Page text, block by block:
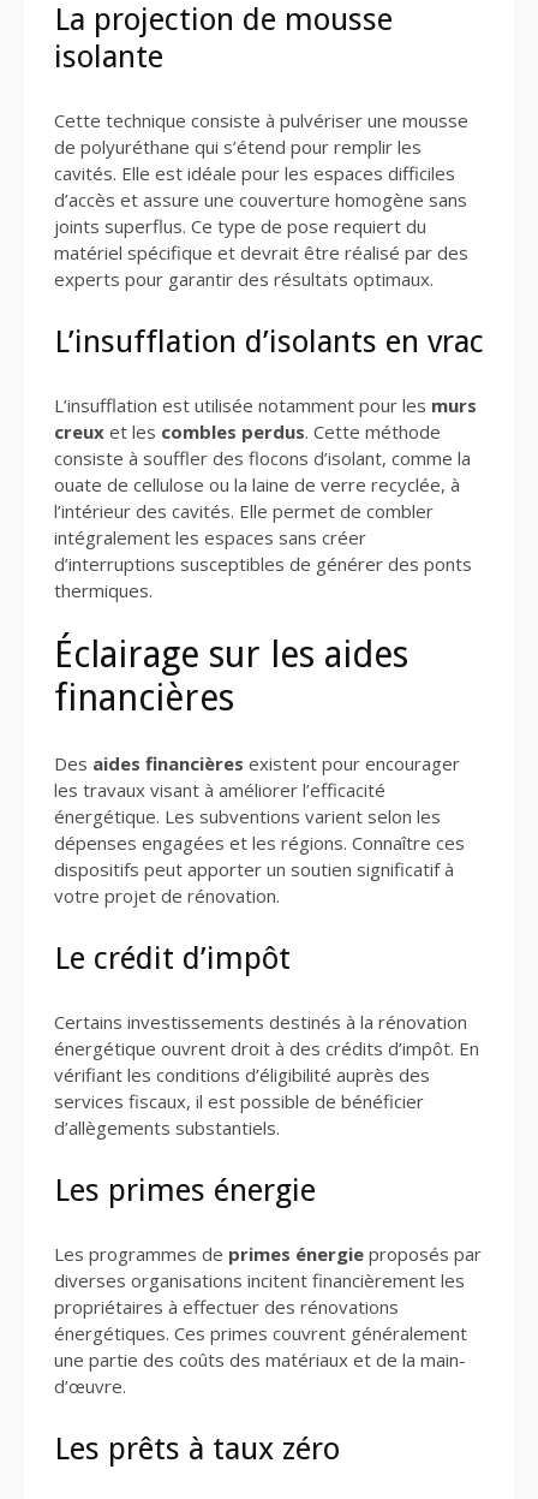
La projection de mousse
isolante
Cette technique consiste à pulvériser une mousse
de polyuréthane qui s’étend pour remplir les
cavités. Elle est idéale pour les espaces difficiles
d’accès et assure une couverture homogène sans
joints superflus. Ce type de pose requiert du
matériel spécifique et devrait être réalisé par des
experts pour garantir des résultats optimaux.
L’insufflation d’isolants en vrac
L’insufflation est utilisée notamment pour les murs
creux et les combles perdus. Cette méthode
consiste à souffler des flocons d’isolant, comme la
ouate de cellulose ou la laine de verre recyclée, à
l’intérieur des cavités. Elle permet de combler
intégralement les espaces sans créer
d’interruptions susceptibles de générer des ponts
thermiques.
Éclairage sur les aides
financières
Des aides financières existent pour encourager
les travaux visant à améliorer l’efficacité
énergétique. Les subventions varient selon les
dépenses engagées et les régions. Connaître ces
dispositifs peut apporter un soutien significatif à
votre projet de rénovation.
Le crédit d’impôt
Certains investissements destinés à la rénovation
énergétique ouvrent droit à des crédits d’impôt. En
vérifiant les conditions d’éligibilité auprès des
services fiscaux, il est possible de bénéficier
d’allègements substantiels.
Les primes énergie
Les programmes de primes énergie proposés par
diverses organisations incitent financièrement les
propriétaires à effectuer des rénovations
énergétiques. Ces primes couvrent généralement
une partie des coûts des matériaux et de la main-
d’œuvre.
Les prêts à taux zéro